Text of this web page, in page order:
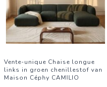
Vente-unique Chaise longue
links in groen chenillestof van
Maison Céphy CAMILIO